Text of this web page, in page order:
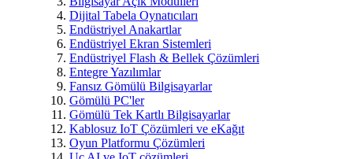
Dijital Tabela Oynatıcıları
Endüstriyel Anakartlar
Endüstriyel Ekran Sistemleri
Endüstriyel Flash & Bellek Çözümleri
Entegre Yazılımlar
Fansız Gömülü Bilgisayarlar
Gömülü PC'ler
Gömülü Tek Kartlı Bilgisayarlar
Kablosuz IoT Çözümleri ve eKağıt
Oyun Platformu Çözümleri